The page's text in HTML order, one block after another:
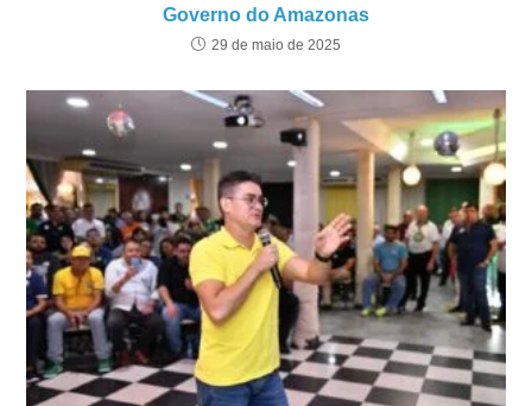
Governo do Amazonas
29 de maio de 2025